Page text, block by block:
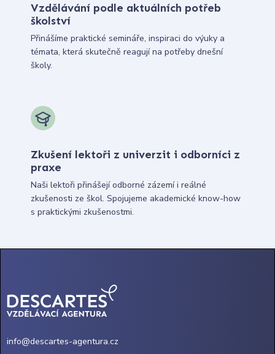
Vzdělávání podle aktuálních potřeb
školství
Přinášíme praktické semináře, inspiraci do výuky a
témata, která skutečně reagují na potřeby dnešní
školy.
Zkušení lektoři z univerzit i odborníci z
praxe
Naši lektoři přinášejí odborné zázemí i reálné
zkušenosti ze škol. Spojujeme akademické know-how
s praktickými zkušenostmi.
info@descartes-agentura.cz